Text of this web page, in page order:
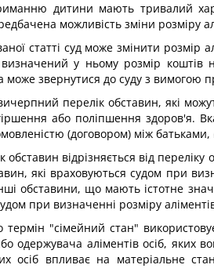
дитини мають тривалий
можливість зміни
статті суд може змінити
визначений у ньому розмір
може звернутися до суду з вимогою
перелік обставин, які
або поліпшення здоров'я.
(договором) між
відрізняється від
які враховуються судом при
обставини, що мають істотне
при визначенні розміру
"сімейний стан"
одержувача аліментів осіб, яких
осіб впливає на матеріальне